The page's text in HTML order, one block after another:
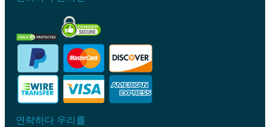
연락하다 우리를